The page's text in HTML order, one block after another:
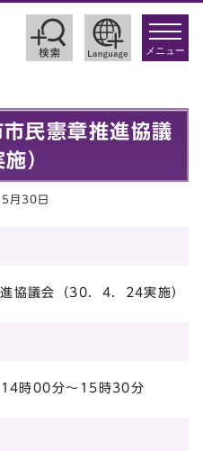
toggle
メニュー
民憲章推進協議
）
月30日
協議会（30．4．24実施）
時00分～15時30分